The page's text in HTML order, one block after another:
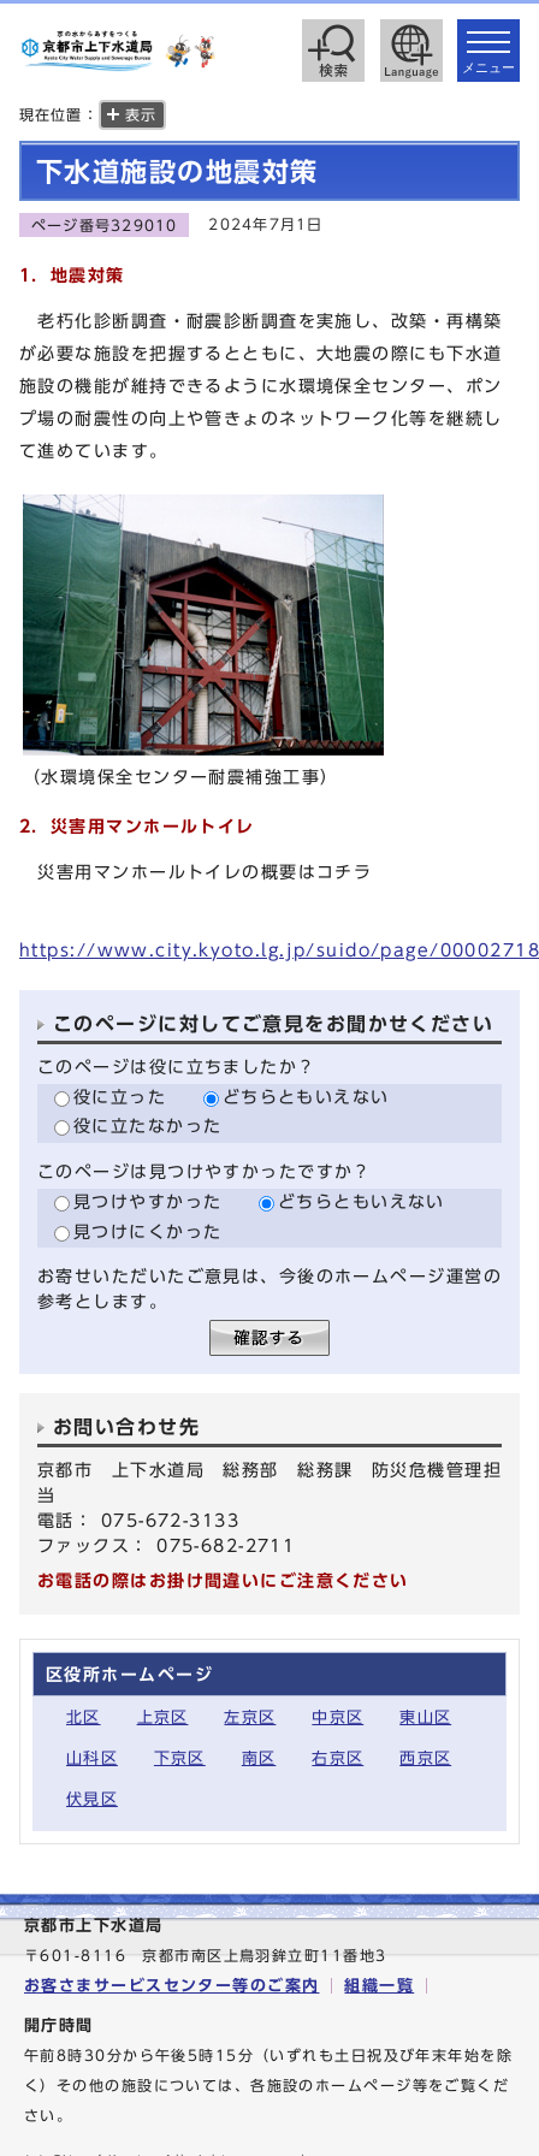
toggle
メニュー
現在位置： 表示
下水道施設の地震対策
ページ番号329010 2024年7月1日
1．地震対策
老朽化診断調査・耐震診断調査を実施し、改築・再構築
が必要な施設を把握するとともに、大地震の際にも下水道
施設の機能が維持できるように水環境保全センター、ポン
プ場の耐震性の向上や管きょのネットワーク化等を継続し
て進めています。
（水環境保全センター耐震補強工事）
2．災害用マンホールトイレ
災害用マンホールトイレの概要はコチラ
https://www.city.kyoto.lg.jp/suido/page/
このページに対してご意見をお聞かせください
このページは役に立ちましたか？
役に立った
どちらともいえない
役に立たなかった
このページは見つけやすかったですか？
見つけやすかった
どちらともいえない
見つけにくかった
お寄せいただいたご意見は、今後のホームページ運営の
参考とします。
お問い合わせ先
京都市 上下水道局 総務部 総務課 防災危機管理担
当
電話： 075-672-3133
ファックス： 075-682-2711
お電話の際はお掛け間違いにご注意ください
区役所ホームページ
北区 上京区 左京区 中京区 東山区
山科区 下京区 南区 右京区 西京区
伏見区
京都市上下水道局
〒601-8116 京都市南区上鳥羽鉾立町11番地3
お客さまサービスセンター等のご案内 組織一覧
開庁時間
午前8時30分から午後5時15分（いずれも土日祝及び年末年始を除
く）その他の施設については、各施設のホームページ等をご覧くだ
さい。